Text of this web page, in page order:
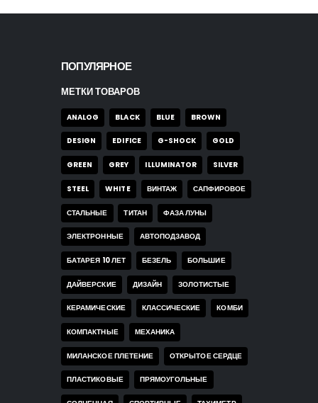
ПОПУЛЯРНОЕ
МЕТКИ ТОВАРОВ
ANALOG BLACK BLUE BROWN
DESIGN EDIFICE G-SHOCK GOLD
GREEN GREY ILLUMINATOR SILVER
STEEL WHITE ВИНТАЖ САПФИРОВОЕ
СТАЛЬНЫЕ ТИТАН ФАЗА ЛУНЫ
ЭЛЕКТРОННЫЕ АВТОПОДЗАВОД
БАТАРЕЯ 10 ЛЕТ БЕЗЕЛЬ БОЛЬШИЕ
ДАЙВЕРСКИЕ ДИЗАЙН ЗОЛОТИСТЫЕ
КЕРАМИЧЕСКИЕ КЛАССИЧЕСКИЕ КОМБИ
КОМПАКТНЫЕ МЕХАНИКА
МИЛАНСКОЕ ПЛЕТЕНИЕ ОТКРЫТОЕ СЕРДЦЕ
ПЛАСТИКОВЫЕ ПРЯМОУГОЛЬНЫЕ